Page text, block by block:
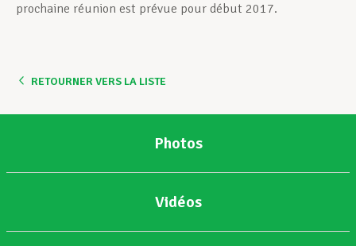
prochaine réunion est prévue pour début 2017.
RETOURNER VERS LA LISTE
Photos
Vidéos